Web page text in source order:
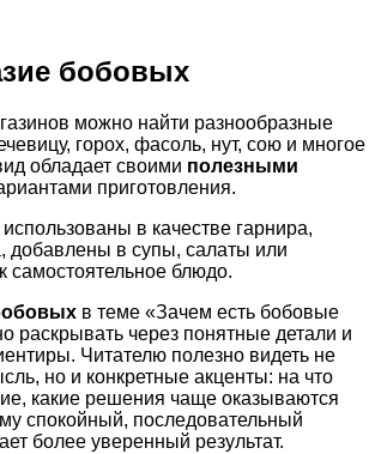
бобовых
можно найти разнообразные
горох, фасоль, нут, сою и многое
обладает своими полезными
приготовления.
в качестве гарнира,
добавлены в супы, салаты или
самостоятельное блюдо.
в теме «Зачем есть бобовые
раскрывать через понятные детали и
Читателю полезно видеть не
но и конкретные акценты: на что
какие решения чаще оказываются
спокойный, последовательный
более уверенный результат.